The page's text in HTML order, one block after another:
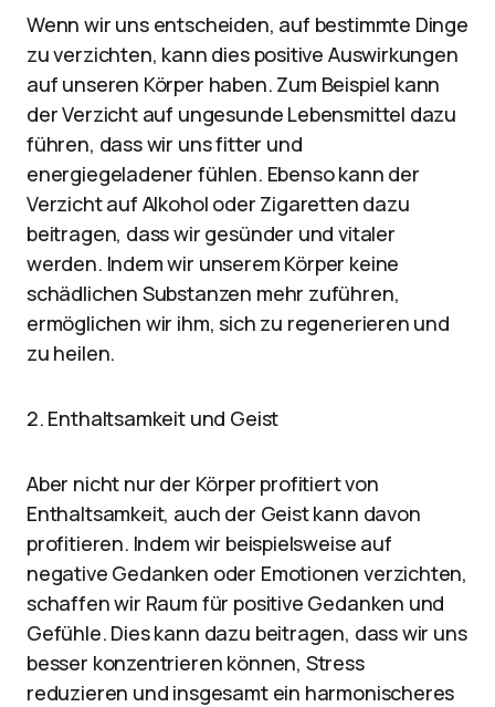
Wenn wir uns entscheiden, auf bestimmte Dinge
zu verzichten, kann dies positive Auswirkungen
auf unseren Körper haben. Zum Beispiel kann
der Verzicht auf ungesunde Lebensmittel dazu
führen, dass wir uns fitter und
energiegeladener fühlen. Ebenso kann der
Verzicht auf Alkohol oder Zigaretten dazu
beitragen, dass wir gesünder und vitaler
werden. Indem wir unserem Körper keine
schädlichen Substanzen mehr zuführen,
ermöglichen wir ihm, sich zu regenerieren und
zu heilen.
2. Enthaltsamkeit und Geist
Aber nicht nur der Körper profitiert von
Enthaltsamkeit, auch der Geist kann davon
profitieren. Indem wir beispielsweise auf
negative Gedanken oder Emotionen verzichten,
schaffen wir Raum für positive Gedanken und
Gefühle. Dies kann dazu beitragen, dass wir uns
besser konzentrieren können, Stress
reduzieren und insgesamt ein harmonischeres